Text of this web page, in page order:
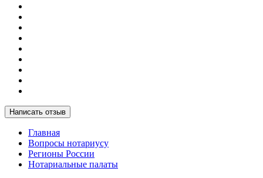
Написать отзыв
Главная
Вопросы нотариусу
Регионы России
Нотариальные палаты